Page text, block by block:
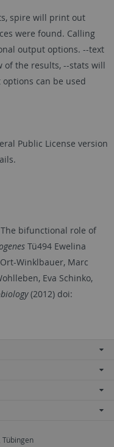
spire will print out
were found. Calling
output options. --text
of the results, --stats will
can be used
Public License version
bifunctional role of
Tü494 Ewelina
Winklbauer, Marc
Eva Schinko,
(2012) doi: